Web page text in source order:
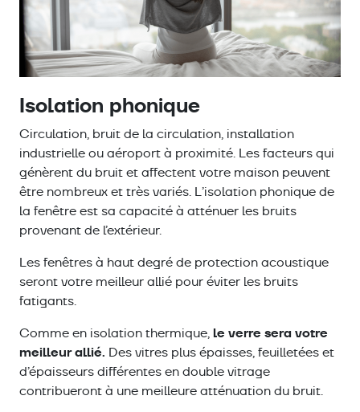
Isolation phonique
Circulation, bruit de la circulation, installation
industrielle ou aéroport à proximité. Les facteurs qui
génèrent du bruit et affectent votre maison peuvent
être nombreux et très variés. L’isolation phonique de
la fenêtre est sa capacité à atténuer les bruits
provenant de l’extérieur.
Les fenêtres à haut degré de protection acoustique
seront votre meilleur allié pour éviter les bruits
fatigants.
Comme en isolation thermique,le verre sera votre
meilleur allié. Des vitres plus épaisses, feuilletées et
d’épaisseurs différentes en double vitrage
contribueront à une meilleure atténuation du bruit.